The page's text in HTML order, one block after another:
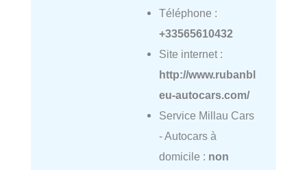
Téléphone :
+33565610432
Site internet :
http://www.rubanbl
eu-autocars.com/
Service Millau Cars
- Autocars à
domicile : non